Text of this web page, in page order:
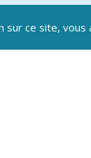
sur ce site,